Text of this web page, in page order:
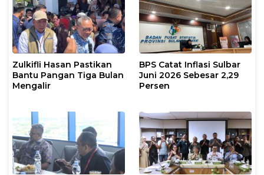
Zulkifli Hasan Pastikan
Bantu Pangan Tiga Bulan
Mengalir
BPS Catat Inflasi Sulbar
Juni 2026 Sebesar 2,29
Persen